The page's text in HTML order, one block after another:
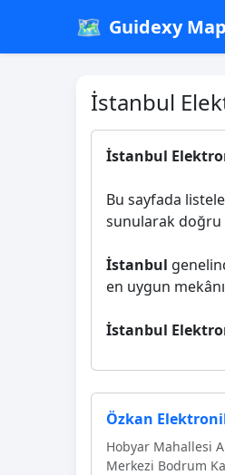
🗺️ Guidexy
İstanbul
İstanbul
Bu sayfada
sunularak doğru
İstanbul
en uygun
İstanbul
Özkan
Hobyar Mahallesi
Merkezi Bodrum